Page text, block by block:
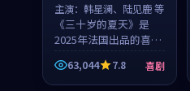
主演： 韩星澜、陆见鹿 等
《三十岁的夏天》是
2025年法国出品的喜剧
新作，主创团队希望用
深夜电台的故事让观众
停下来想一想。韩星澜
63,044 7.8 喜剧